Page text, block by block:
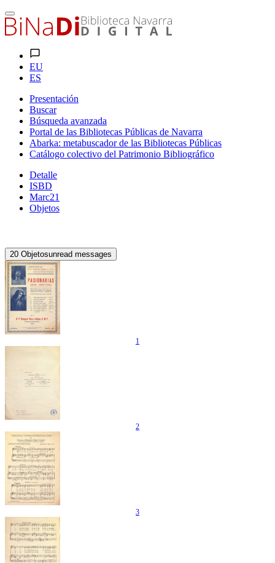
EU
ES
Presentación
Buscar
Búsqueda avanzada
Portal de las Bibliotecas Públicas de Navarra
Abarka: metabuscador de las Bibliotecas Públicas
Catálogo colectivo del Patrimonio Bibliográfico
Detalle
ISBD
Marc21
Objetos
20 Objetosunread messages
1
2
3